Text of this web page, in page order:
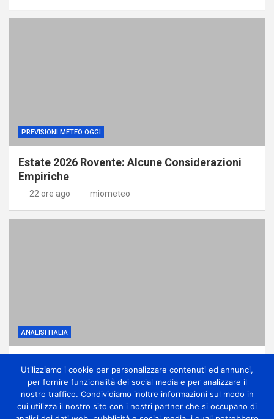
PREVISIONI METEO OGGI
Estate 2026 Rovente: Alcune Considerazioni
Empiriche
22 ore ago miometeo
ANALISI ITALIA
qualche temporale di calore
1 giorno ago miometeo
Utilizziamo i cookie per personalizzare contenuti ed annunci,
per fornire funzionalità dei social media e per analizzare il
nostro traffico. Condividiamo inoltre informazioni sul modo in
cui utilizza il nostro sito con i nostri partner che si occupano di